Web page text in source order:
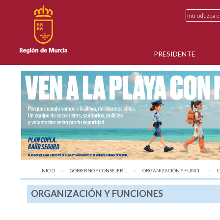
PRESIDENTE
INICIO GOBIERNO Y CONSEJERÍ... ORGANIZACIÓN Y FUNCI...
ORGANIZACIÓN Y FUNCIONES